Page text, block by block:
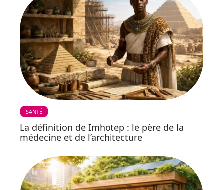
SANTÉ
La définition de Imhotep : le père de la
médecine et de l’architecture